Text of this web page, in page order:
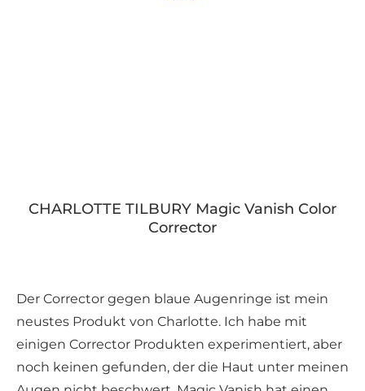
CHARLOTTE TILBURY Magic Vanish Color
Corrector
Der Corrector gegen blaue Augenringe ist mein
neustes Produkt von Charlotte. Ich habe mit
einigen Corrector Produkten experimentiert, aber
noch keinen gefunden, der die Haut unter meinen